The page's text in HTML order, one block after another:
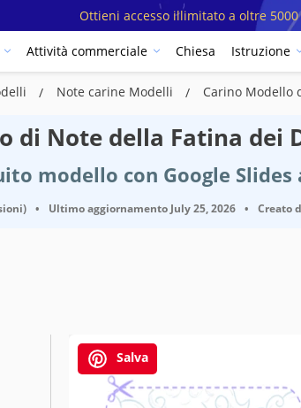
Ottieni accesso illimitato a oltre
Attività commerciale Chiesa Istruzione
Note carine Modelli Carino Modello
di Note della Fatina dei
modello con Google
• Ultimo aggiornamento July 25, 2026 • Creato
Salva